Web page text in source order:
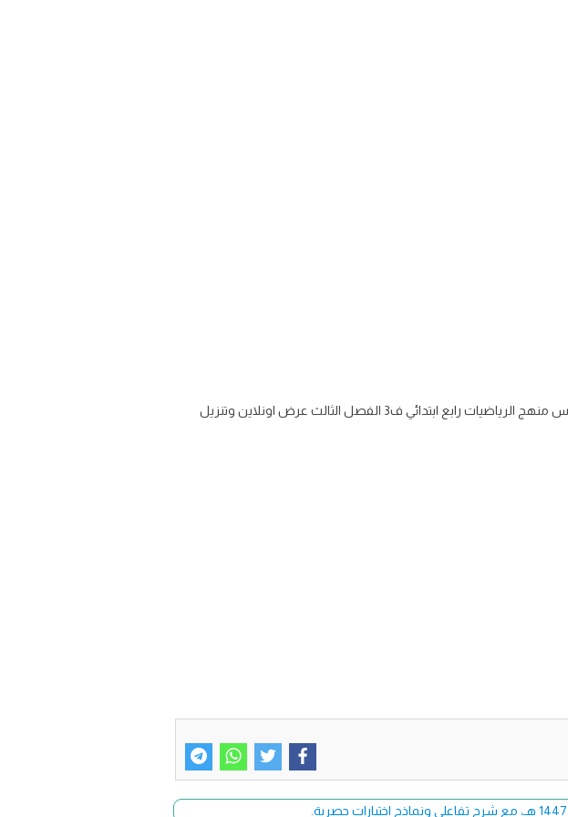
توزيع مادة رياضيات للصف الرابع الابتدائي الفصل الدراسي الثالث للعام 1446 تحميل توزيع دروس منهج الرياضيات رابع ابتدائي ف3 الفصل الثالث عرض اونلاين وتنزيل